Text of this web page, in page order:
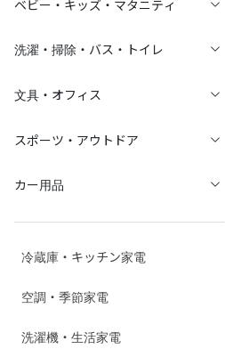
ベビー・キッズ・マタニティ
洗濯・掃除・バス・トイレ
文具・オフィス
スポーツ・アウトドア
カー用品
冷蔵庫・キッチン家電
空調・季節家電
洗濯機・生活家電